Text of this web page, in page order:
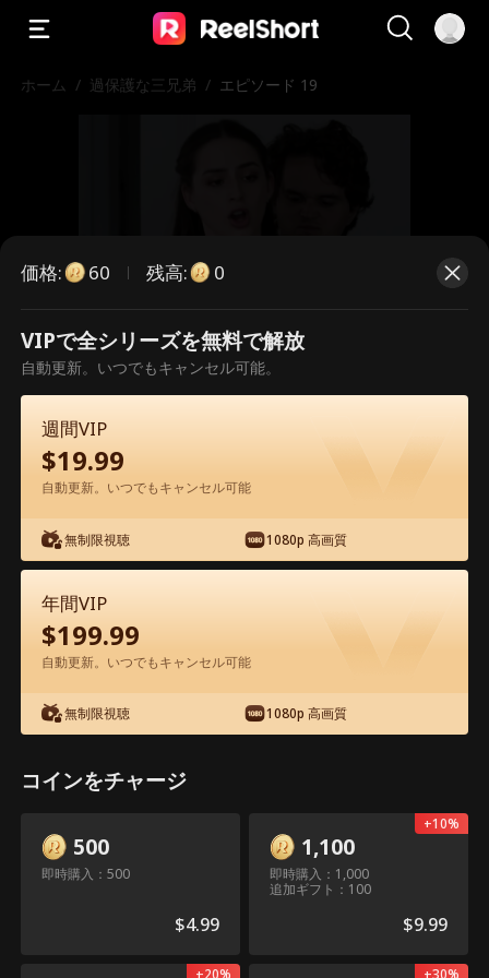
ホーム / 過保護な三兄弟 / エピソード 19
こちらは有料のエピソードです。視
聴いただくには解放が必要です。
60今すぐ解放
アプリ内で無料視聴可能
全エピソード
19 22
価格: 60 残高: 0
VIPで全シリーズを無料で解放
自動更新。いつでもキャンセル可能。
週間VIP
$19.99
自動更新。いつでもキャンセル可能
無制限視聴 1080p 高画質
年間VIP
$199.99
自動更新。いつでもキャンセル可能
無制限視聴 1080p 高画質
コインをチャージ
500
即時購入：500
$4.99
1,100
即時購入：1,000
追加ギフト：100
$9.99
+10%
+20% +30%